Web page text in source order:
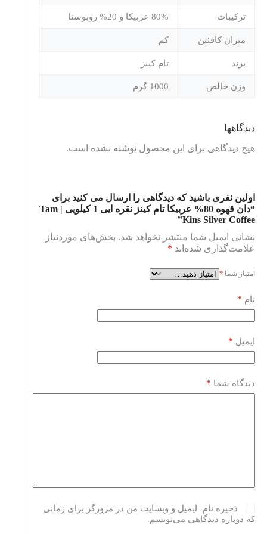
ترکیبات 80% عربیکا و 20% روبوستا
میزان کافئین کم
برند تام کینز
وزن خالص 1000 گرم
دیدگاهها
هیچ دیدگاهی برای این محصول نوشته نشده است.
اولین نفری باشید که دیدگاهی را ارسال می کنید برای
“دان قهوه 80% عربیکا تام کینز نقره ایی 1 کیلویی | Tam
Kins Silver Coffee”
نشانی ایمیل شما منتشر نخواهد شد. بخش‌های موردنیاز
علامت‌گذاری شده‌اند *
امتیاز شما *
نام *
ایمیل *
دیدگاه شما *
ذخیره نام، ایمیل و وبسایت من در مرورگر برای زمانی
که دوباره دیدگاهی می‌نویسم.